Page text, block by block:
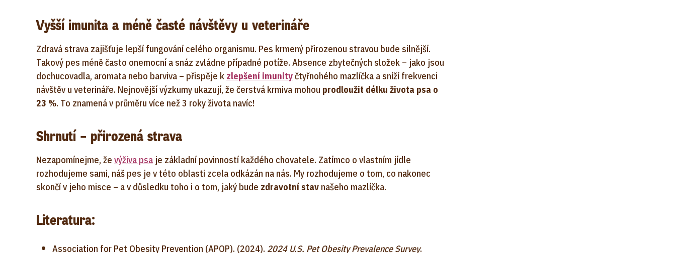
Vyšší imunita a méně časté návštěvy u veterináře
Zdravá strava zajišťuje lepší fungování celého organismu. Pes krmený přirozenou stravou bude silnější.
Takový pes méně často onemocní a snáz zvládne případné potíže. Absence zbytečných složek – jako jsou
dochucovadla, aromata nebo barviva – přispěje k zlepšení imunityčtyřnohého mazlíčka a sníží frekvenci
návštěv u veterináře. Nejnovější výzkumy ukazují, že čerstvá krmiva mohou prodloužit délku života psa o
23 %. To znamená v průměru více než 3 roky života navíc!
Shrnutí – přirozená strava
Nezapomínejme, že výživa psa je základní povinností každého chovatele. Zatímco o vlastním jídle
rozhodujeme sami, náš pes je v této oblasti zcela odkázán na nás. My rozhodujeme o tom, co nakonec
skončí v jeho misce – a v důsledku toho i o tom, jaký bude zdravotní stav našeho mazlíčka.
Literatura:
Association for Pet Obesity Prevention (APOP). (2024). 2024 U.S. Pet Obesity Prevalence Survey.